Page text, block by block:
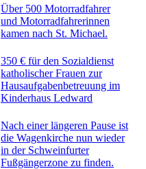
Über 500 Motorradfahrer
und Motorradfahrerinnen
kamen nach St. Michael.
350 € für den Sozialdienst
katholischer Frauen zur
Hausaufgabenbetreuung im
Kinderhaus Ledward
Nach einer längeren Pause ist
die Wagenkirche nun wieder
in der Schweinfurter
Fußgängerzone zu finden.